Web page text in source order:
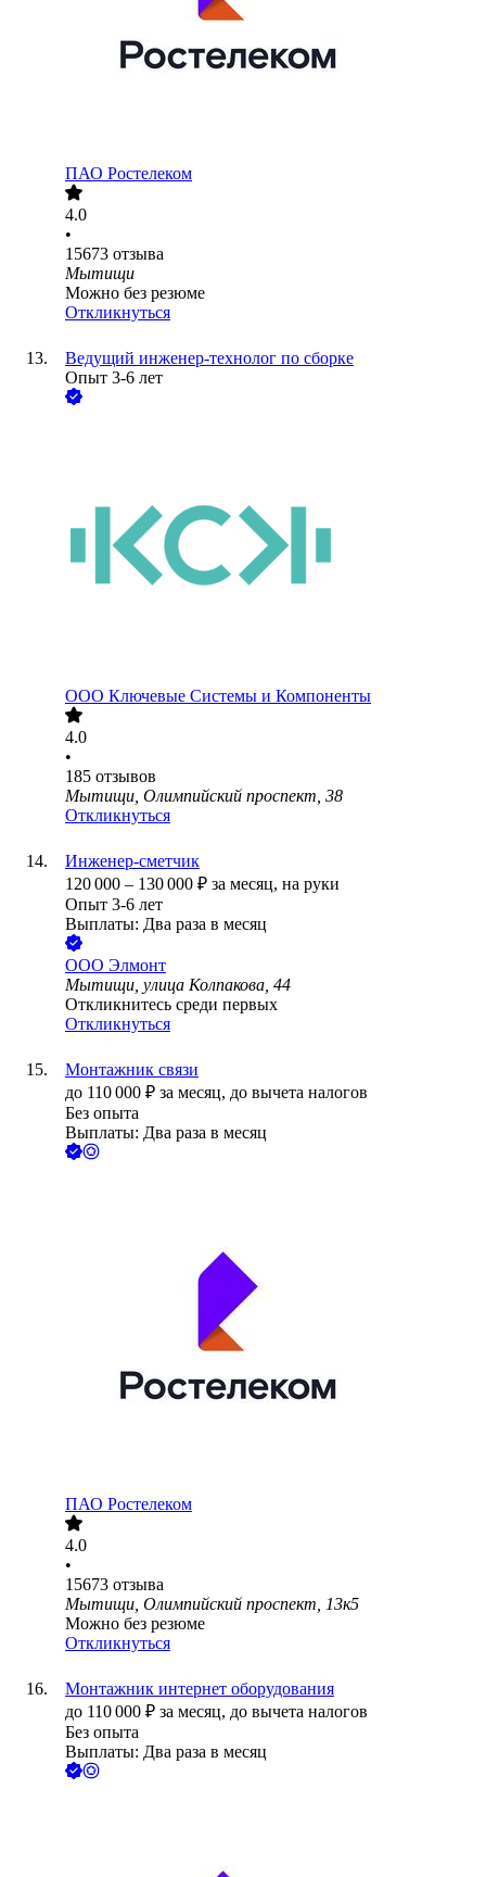
ПАО Ростелеком
4.0
•
15673 отзыва
Мытищи
Можно без резюме
Откликнуться
Ведущий инженер-технолог по сборке
Опыт 3-6 лет
ООО Ключевые Системы и Компоненты
4.0
•
185 отзывов
Мытищи, Олимпийский проспект, 38
Откликнуться
Инженер-сметчик
120 000 – 130 000 ₽ за месяц, на руки
Опыт 3-6 лет
Выплаты: Два раза в месяц
ООО Элмонт
Мытищи, улица Колпакова, 44
Откликнитесь среди первых
Откликнуться
Монтажник связи
до 110 000 ₽ за месяц, до вычета налогов
Без опыта
Выплаты: Два раза в месяц
ПАО Ростелеком
4.0
•
15673 отзыва
Мытищи, Олимпийский проспект, 13к5
Можно без резюме
Откликнуться
Монтажник интернет оборудования
до 110 000 ₽ за месяц, до вычета налогов
Без опыта
Выплаты: Два раза в месяц